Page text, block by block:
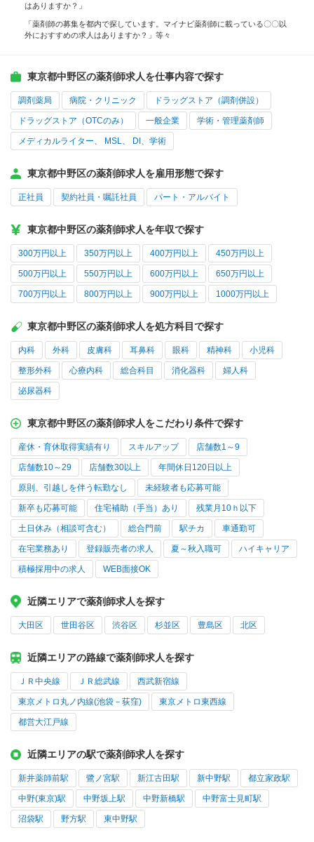
はありますか？」
「薬剤師の募集を都内で探しています。マイナビ薬剤師に載っている〇〇以
外におすすめの求人はありますか？」等々
東京都中野区の薬剤師求人を仕事内容で探す
調剤薬局 病院・クリニック ドラッグストア（調剤併設）
ドラッグストア（OTCのみ） 一般企業 学術・管理薬剤師
メディカルライター、 MSL、 DI、学術
東京都中野区の薬剤師求人を雇用形態で探す
正社員 契約社員・嘱託社員 パート・アルバイト
東京都中野区の薬剤師求人を年収で探す
300万円以上 350万円以上 400万円以上 450万円以上
500万円以上 550万円以上 600万円以上 650万円以上
700万円以上 800万円以上 900万円以上 1000万円以上
東京都中野区の薬剤師求人を処方科目で探す
内科 外科 皮膚科 耳鼻科 眼科 精神科 小児科
整形外科 心療内科 総合科目 消化器科 婦人科
泌尿器科
東京都中野区の薬剤師求人をこだわり条件で探す
産休・育休取得実績有り スキルアップ 店舗数1～9
店舗数10～29 店舗数30以上 年間休日120日以上
原則、引越しを伴う転勤なし 未経験者も応募可能
新卒も応募可能 住宅補助（手当）あり 残業月10ｈ以下
土日休み（相談可含む） 総合門前 駅チカ 車通勤可
在宅業務あり 登録販売者の求人 夏～秋入職可 ハイキャリア
積極採用中の求人 WEB面接OK
近隣エリアで薬剤師求人を探す
大田区 世田谷区 渋谷区 杉並区 豊島区 北区
近隣エリアの路線で薬剤師求人を探す
ＪＲ中央線 ＪＲ総武線 西武新宿線
東京メトロ丸ノ内線(池袋－荻窪) 東京メトロ東西線
都営大江戸線
近隣エリアの駅で薬剤師求人を探す
新井薬師前駅 鷺ノ宮駅 新江古田駅 新中野駅 都立家政駅
中野(東京)駅 中野坂上駅 中野新橋駅 中野富士見町駅
沼袋駅 野方駅 東中野駅